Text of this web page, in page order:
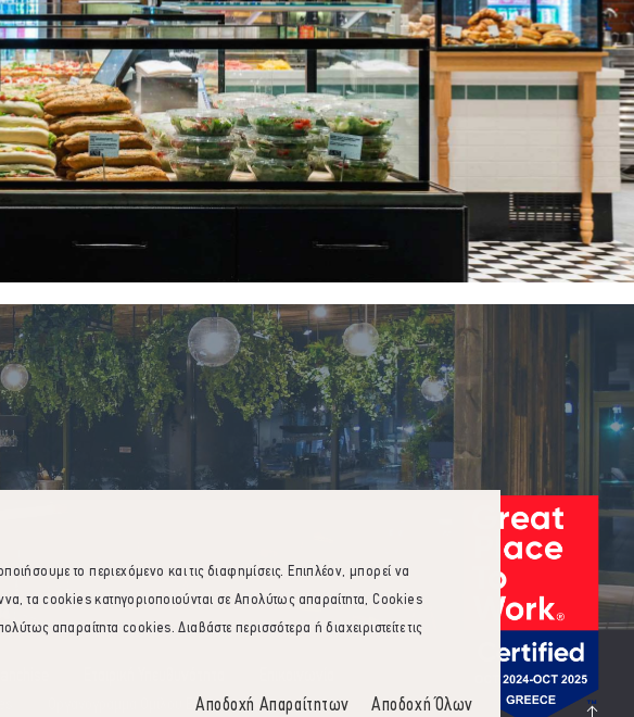
Οργανόγραμμα Ομίλου Εστίασης
το περιεχόμενο και τις διαφημίσεις. Επιπλέον, μπορεί να
τα cookies κατηγοριοποιούνται σε Απολύτως απαραίτητα, Cookies
απαραίτητα cookies. Διαβάστε περισσότερα ή διαχειριστείτε τις
Αποδοχή Απαραίτητων Αποδοχή Όλων